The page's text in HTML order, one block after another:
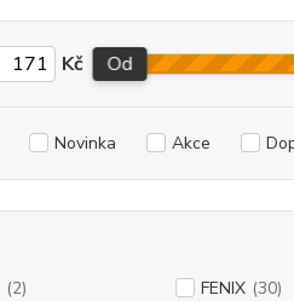
Kč Od
Novinka Akce
(2) FENIX (30)